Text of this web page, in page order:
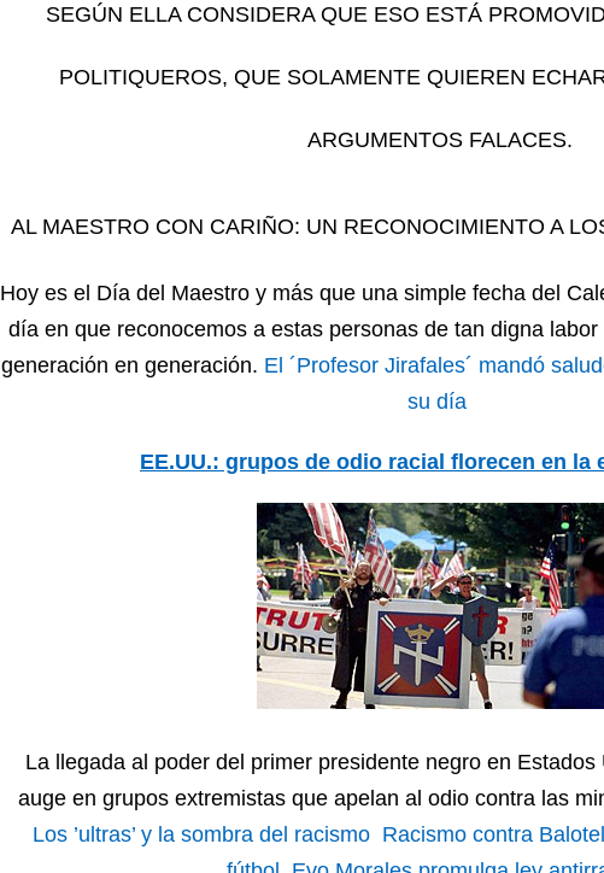
SEGÚN ELLA CONSIDERA QUE ESO ESTÁ
POLITIQUEROS, QUE SOLAMENTE QUIEREN
ARGUMENTOS FALACES.
AL MAESTRO CON CARIÑO: UN RECONOCIMIENTO A
Hoy es el Día del Maestro y más que una simple fecha del
día en que reconocemos a estas personas de tan digna
generación en generación. El ´Profesor Jirafales´ mandó
su día
EE.UU.: grupos de odio racial florecen en la
La llegada al poder del primer presidente negro en
auge en grupos extremistas que apelan al odio contra las
Los ’ultras’ y la sombra del racismo Racismo contra